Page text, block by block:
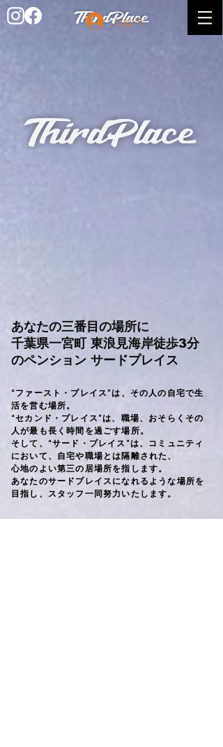
Log In
あなたの三番目の場所に
​千葉県一宮町 東浪見海岸徒歩3分
のペンション サードプレイス
“ファースト・プレイス”は、その人の自宅で生
活を営む場所。
“セカンド・プレイス”は、職場、おそらくその
人が最も長く時間を過ごす場所。
そして、“サード・プレイス”は、コミュニティ
において、自宅や職場とは隔離された、
心地のよい第三の居場所を指します。
あなたのサードプレイスになれるような場所を
目指し、スタッフ一同努力いたします。